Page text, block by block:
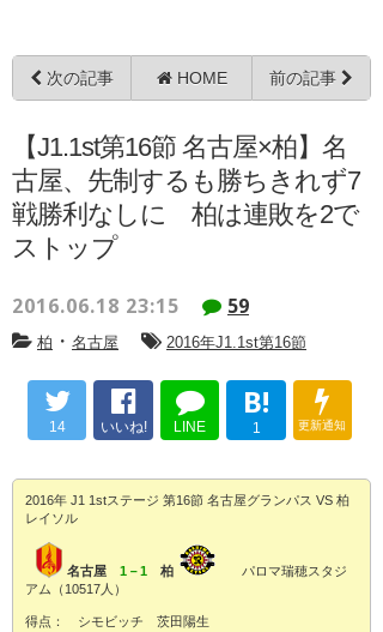
次の記事 HOME 前の記事
【J1.1st第16節 名古屋×柏】名
古屋、先制するも勝ちきれず7
戦勝利なしに 柏は連敗を2で
ストップ
2016.06.18 23:15 59
柏 ・ 名古屋 2016年J1.1st第16節
14 いいね! LINE
B!
1 更新通知
2016年 J1 1stステージ 第16節 名古屋グランパス VS 柏
レイソル
名古屋 1－1 柏
パロマ瑞穂スタジ
アム（10517人）
得点： シモビッチ 茨田陽生